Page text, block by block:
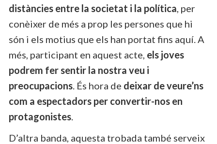
distàncies entre la societat i la política, per
conèixer de més a prop les persones que hi
són i els motius que els han portat fins aquí. A
més, participant en aquest acte, els joves
podrem fer sentir la nostra veu i
preocupacions. És hora de deixar de veure’ns
com a espectadors per convertir-nos en
protagonistes.
D’altra banda, aquesta trobada també serveix